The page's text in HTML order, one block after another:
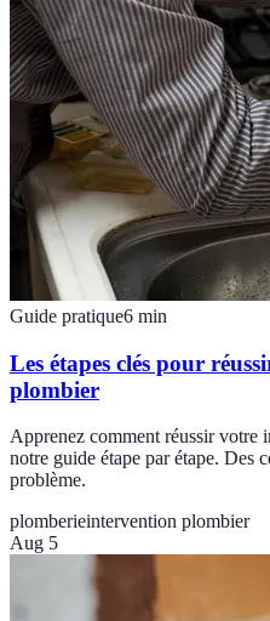
Guide pratique6 min
Les étapes clés pour
plombier
Apprenez comment réussir votre
notre guide étape par étape. Des
problème.
plomberieintervention plombier
Aug 5